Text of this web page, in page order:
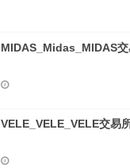
MIDAS_Midas_MIDAS
VELE_VELE_VELE交易